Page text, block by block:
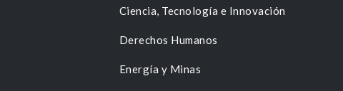
Ciencia, Tecnología e Innovación
Derechos Humanos
Energía y Minas